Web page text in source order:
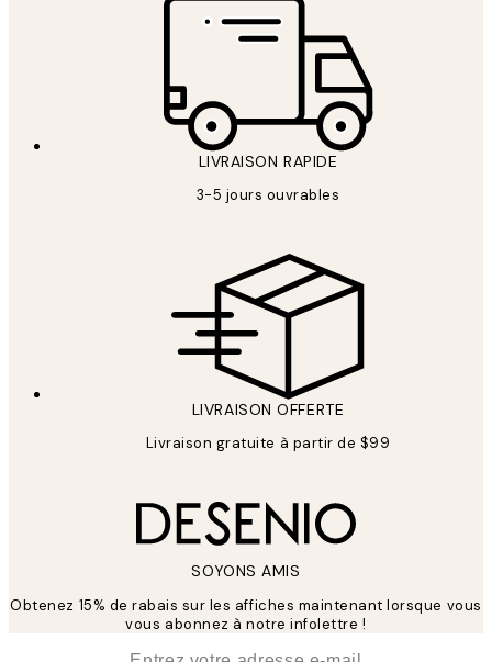
LIVRAISON RAPIDE
3-5 jours ouvrables
LIVRAISON OFFERTE
Livraison gratuite à partir de $99
SOYONS AMIS
Obtenez 15% de rabais sur les affiches maintenant lorsque vous
vous abonnez à notre infolettre !